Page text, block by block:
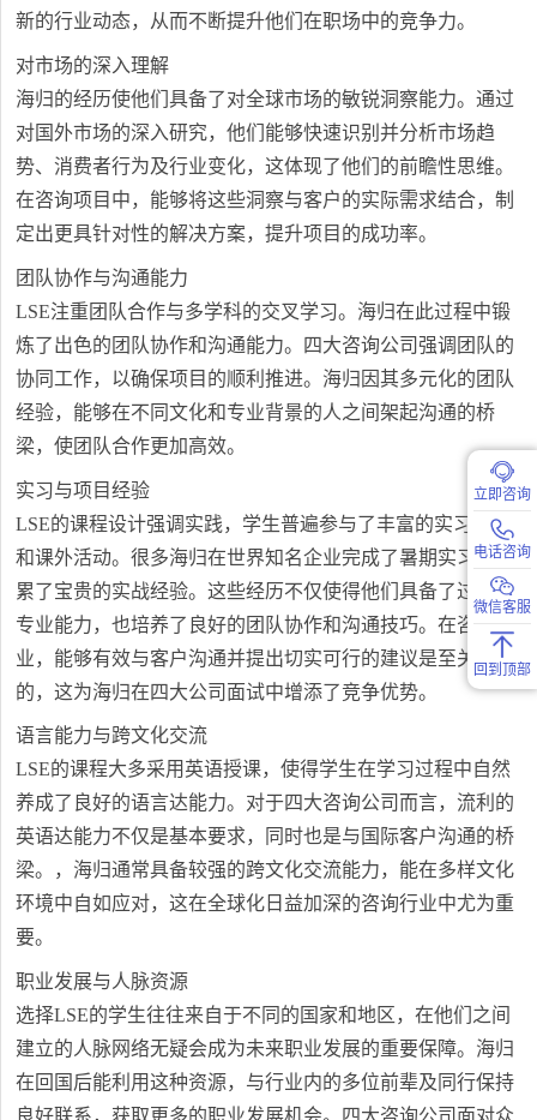
新的行业动态，从而不断提升他们在职场中的竞争力。
对市场的深入理解
海归的经历使他们具备了对全球市场的敏锐洞察能力。通过
对国外市场的深入研究，他们能够快速识别并分析市场趋
势、消费者行为及行业变化，这体现了他们的前瞻性思维。
在咨询项目中，能够将这些洞察与客户的实际需求结合，制
定出更具针对性的解决方案，提升项目的成功率。
团队协作与沟通能力
LSE注重团队合作与多学科的交叉学习。海归在此过程中锻
炼了出色的团队协作和沟通能力。四大咨询公司强调团队的
协同工作，以确保项目的顺利推进。海归因其多元化的团队
经验，能够在不同文化和专业背景的人之间架起沟通的桥
梁，使团队合作更加高效。
实习与项目经验
LSE的课程设计强调实践，学生普遍参与了丰富的实习项目
和课外活动。很多海归在世界知名企业完成了暑期实习，积
累了宝贵的实战经验。这些经历不仅使得他们具备了过硬的
专业能力，也培养了良好的团队协作和沟通技巧。在咨询行
业，能够有效与客户沟通并提出切实可行的建议是至关重要
的，这为海归在四大公司面试中增添了竞争优势。
语言能力与跨文化交流
LSE的课程大多采用英语授课，使得学生在学习过程中自然
养成了良好的语言达能力。对于四大咨询公司而言，流利的
英语达能力不仅是基本要求，同时也是与国际客户沟通的桥
梁。，海归通常具备较强的跨文化交流能力，能在多样文化
环境中自如应对，这在全球化日益加深的咨询行业中尤为重
要。
职业发展与人脉资源
选择LSE的学生往往来自于不同的国家和地区，在他们之间
建立的人脉网络无疑会成为未来职业发展的重要保障。海归
在回国后能利用这种资源，与行业内的多位前辈及同行保持
立即咨询
电话咨询
微信客服
回到顶部